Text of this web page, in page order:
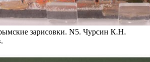
зарисовки. N5. Чурсин К.Н.